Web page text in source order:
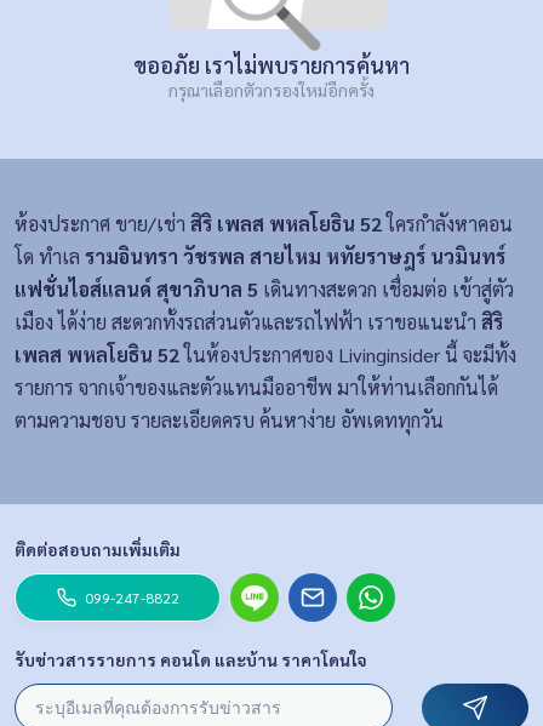
ขออภัย เราไม่พบรายการค้นหา
กรุณาเลือกตัวกรองใหม่อีกครั้ง
ห้องประกาศ ขาย/เช่า สิริ เพลส พหลโยธิน 52ใครกำลังหาคอน
โด ทำเล รามอินทรา วัชรพล สายไหม หทัยราษฎร์ นวมินทร์
แฟชั่นไอส์แลนด์ สุขาภิบาล 5 เดินทางสะดวก เชื่อมต่อ เข้าสู่ตัว
เมือง ได้ง่าย สะดวกทั้งรถส่วนตัวและรถไฟฟ้า เราขอแนะนำ สิริ
เพลส พหลโยธิน 52ในห้องประกาศของ Livinginsider นี้ จะมีทั้ง
รายการ จากเจ้าของและตัวแทนมืออาชีพ มาให้ท่านเลือกกันได้
ตามความชอบ รายละเอียดครบ ค้นหาง่าย อัพเดททุกวัน
ติดต่อสอบถามเพิ่มเติม
099-247-8822
รับข่าวสารรายการ คอนโด และบ้าน ราคาโดนใจ